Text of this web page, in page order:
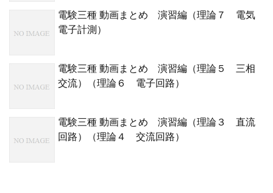
電験三種 動画まとめ 演習編（理論７ 電気
電子計測）
電験三種 動画まとめ 演習編（理論５ 三相
交流）（理論６ 電子回路）
電験三種 動画まとめ 演習編（理論３ 直流
回路）（理論４ 交流回路）